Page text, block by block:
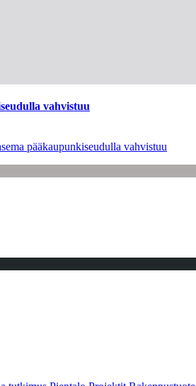
vahvistuu
pääkaupunkiseudulla vahvistuu